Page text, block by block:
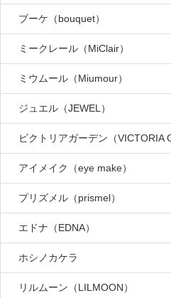
ブーケ（bouquet）
ミークレール（MiClair）
ミウムール（Miumour）
ジュエル（JEWEL）
ビクトリアガーデン（VICTORIA
アイメイク（eye make）
プリズメル（prismel）
エドナ（EDNA）
ホシノカケラ
リルムーン（LILMOON）